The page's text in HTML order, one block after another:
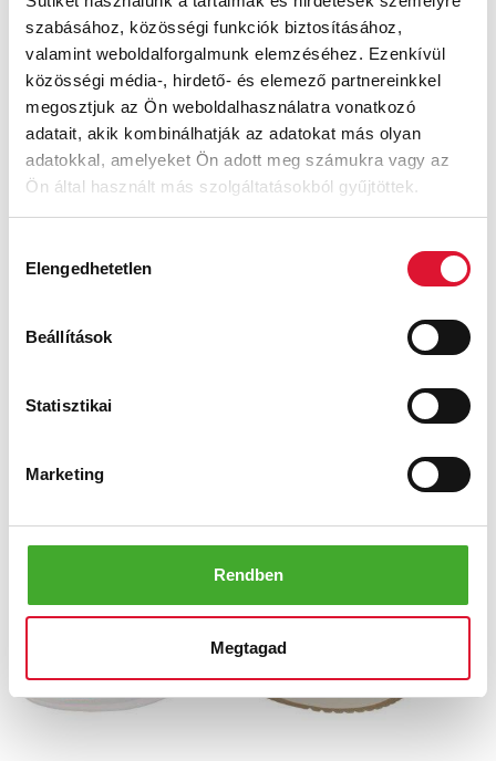
szabásához, közösségi funkciók biztosításához,
valamint weboldalforgalmunk elemzéséhez. Ezenkívül
közösségi média-, hirdető- és elemező partnereinkkel
megosztjuk az Ön weboldalhasználatra vonatkozó
adatait, akik kombinálhatják az adatokat más olyan
adatokkal, amelyeket Ön adott meg számukra vagy az
Ön által használt más szolgáltatásokból gyűjtöttek.
kiválasztása
Elengedhetetlen
Beállítások
Statisztikai
Marketing
Rendben
Megtagad
Felia
39 000Ft 35 900Ft
Felia
39 000Ft35 900
AKCIÓ